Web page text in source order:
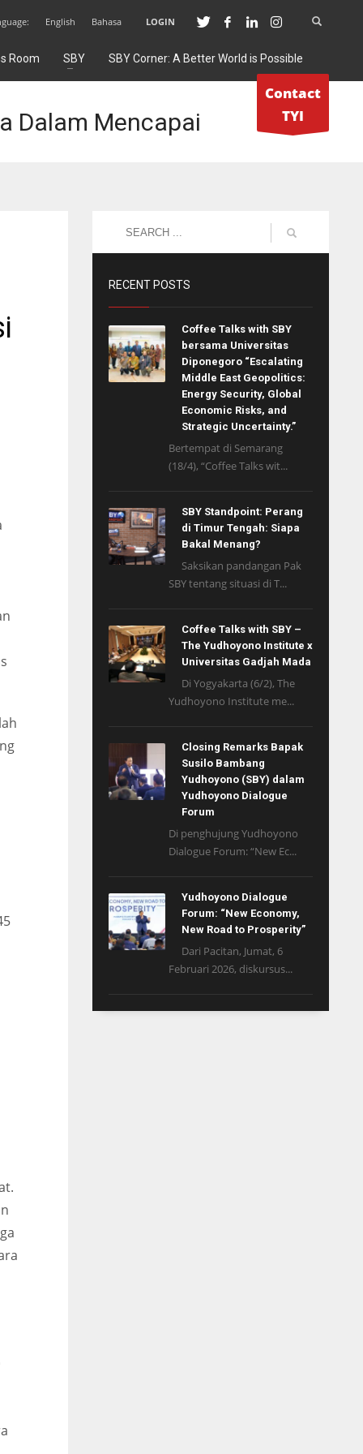
English Bahasa LOGIN
Room SBY SBY Corner: A Better World is Possible
Contact
TYI
Dalam Mencapai
RECENT POSTS
Coffee Talks with SBY
bersama Universitas
Diponegoro “Escalating
Middle East Geopolitics:
Energy Security, Global
Economic Risks, and
Strategic Uncertainty.”
Bertempat di Semarang
(18/4), “Coffee Talks wit...
SBY Standpoint: Perang
di Timur Tengah: Siapa
Bakal Menang?
Saksikan pandangan Pak
SBY tentang situasi di T...
Coffee Talks with SBY –
The Yudhoyono Institute x
Universitas Gadjah Mada
Di Yogyakarta (6/2), The
Yudhoyono Institute me...
Closing Remarks Bapak
Susilo Bambang
Yudhoyono (SBY) dalam
Yudhoyono Dialogue
Forum
Di penghujung Yudhoyono
Dialogue Forum: “New Ec...
Yudhoyono Dialogue
Forum: “New Economy,
New Road to Prosperity”
Dari Pacitan, Jumat, 6
Februari 2026, diskursus...